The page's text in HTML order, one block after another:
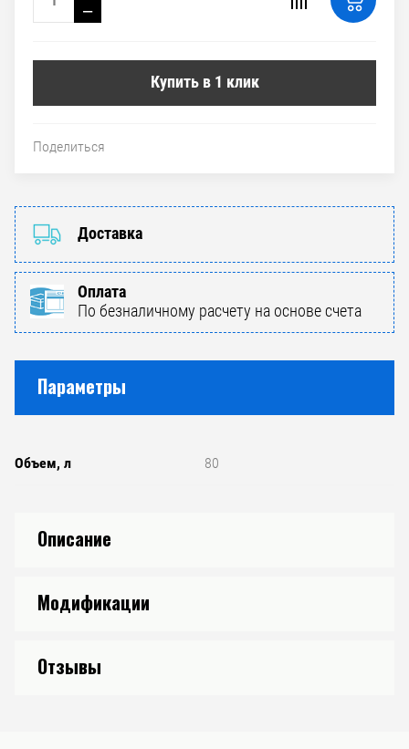
−
Купить в 1 клик
Поделиться
Доставка
Оплата
По безналичному расчету на основе счета
Параметры
Объем, л 80
Описание
Модификации
Отзывы